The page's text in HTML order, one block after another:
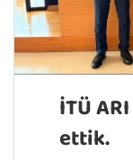
İTÜ
ettik.